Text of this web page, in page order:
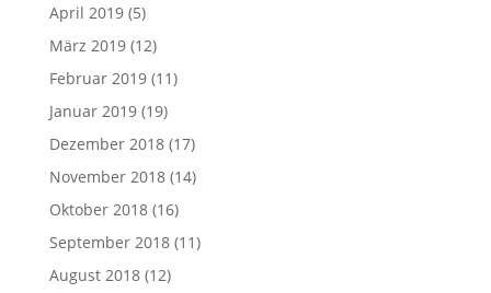
April 2019(5)
März 2019(12)
Februar 2019(11)
Januar 2019(19)
Dezember 2018(17)
November 2018(14)
Oktober 2018(16)
September 2018(11)
August 2018(12)